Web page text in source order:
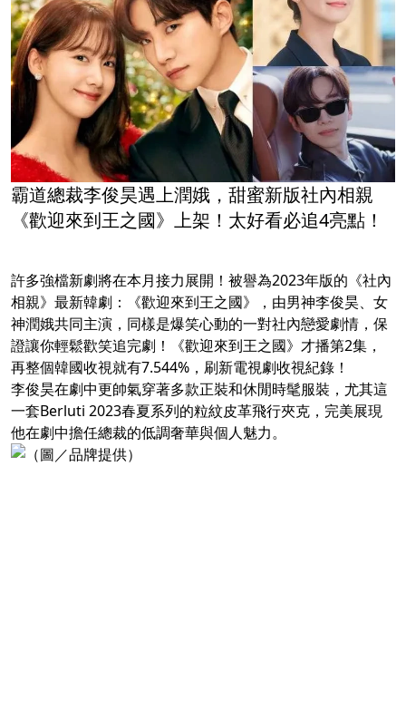
霸道總裁李俊昊遇上潤娥，甜蜜新版社內相親
《歡迎來到王之國》上架！太好看必追4亮點！
許多強檔新劇將在本月接力展開！被譽為2023年版的《社內
相親》最新韓劇：《歡迎來到王之國》，由男神李俊昊、女
神潤娥共同主演，同樣是爆笑心動的一對社內戀愛劇情，保
證讓你輕鬆歡笑追完劇！《歡迎來到王之國》才播第2集，
再整個韓國收視就有7.544%，刷新電視劇收視紀錄！
李俊昊在劇中更帥氣穿著多款正裝和休閒時髦服裝，尤其這
一套Berluti 2023春夏系列的粒紋皮革飛行夾克，完美展現
他在劇中擔任總裁的低調奢華與個人魅力。